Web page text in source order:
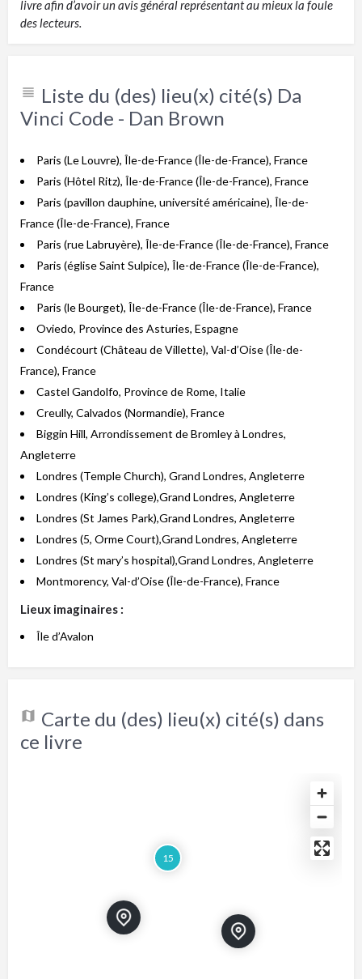
livre afin d’avoir un avis général représentant au mieux la foule
des lecteurs.
Liste du (des) lieu(x) cité(s) Da
Vinci Code - Dan Brown
Paris (Le Louvre), Île-de-France (Île-de-France), France
Paris (Hôtel Ritz), Île-de-France (Île-de-France), France
Paris (pavillon dauphine, université américaine), Île-de-
France (Île-de-France), France
Paris (rue Labruyère), Île-de-France (Île-de-France), France
Paris (église Saint Sulpice), Île-de-France (Île-de-France),
France
Paris (le Bourget), Île-de-France (Île-de-France), France
Oviedo, Province des Asturies, Espagne
Condécourt (Château de Villette), Val-d’Oise (Île-de-
France), France
Castel Gandolfo, Province de Rome, Italie
Creully, Calvados (Normandie), France
Biggin Hill, Arrondissement de Bromley à Londres,
Angleterre
Londres (Temple Church), Grand Londres, Angleterre
Londres (King’s college),Grand Londres, Angleterre
Londres (St James Park),Grand Londres, Angleterre
Londres (5, Orme Court),Grand Londres, Angleterre
Londres (St mary’s hospital),Grand Londres, Angleterre
Montmorency, Val-d’Oise (Île-de-France), France
Lieux imaginaires :
Île d’Avalon
Carte du (des) lieu(x) cité(s) dans
ce livre
15